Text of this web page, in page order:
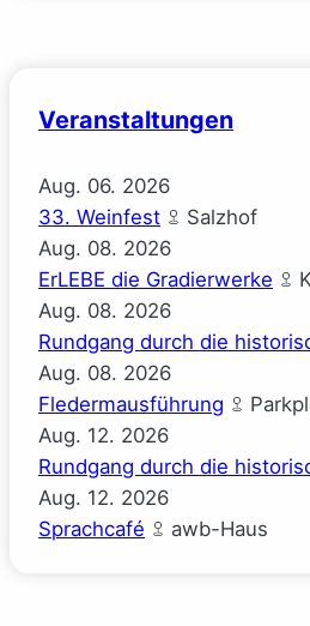
Veranstaltungen
Aug. 06. 2026
33. Weinfest
Salzhof
Aug. 08. 2026
ErLEBE die Gradierwerke
Aug. 08. 2026
Rundgang durch die
Aug. 08. 2026
Fledermausführung
Aug. 12. 2026
Rundgang durch die
Aug. 12. 2026
Sprachcafé
awb-Haus